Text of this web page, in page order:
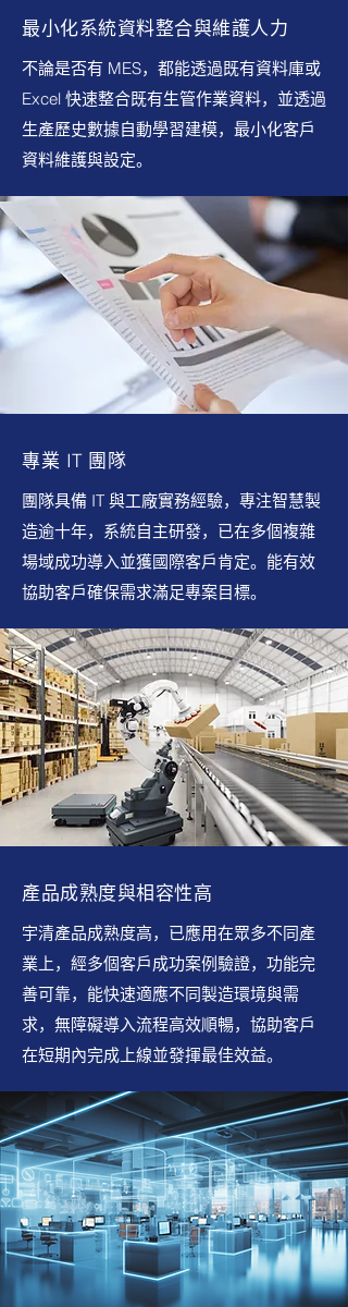
最小化系統資料整合與維護人力
不論是否有 MES，都能透過既有資料庫或
Excel 快速整合既有生管作業資料，並透過
生產歷史數據自動學習建模，最小化客戶
資料維護與設定。
專業 IT 團隊
團隊具備 IT 與工廠實務經驗，專注智慧製
造逾十年，系統自主研發，已在多個複雜
場域成功導入並獲國際客戶肯定。能有效
協助客戶確保需求滿足專案目標。
產品成熟度與相容性高
宇清產品成熟度高，已應用在眾多不同產
業上，經多個客戶成功案例驗證，功能完
善可靠，能快速適應不同製造環境與需
求，無障礙導入流程高效順暢，協助客戶
在短期內完成上線並發揮最佳效益。